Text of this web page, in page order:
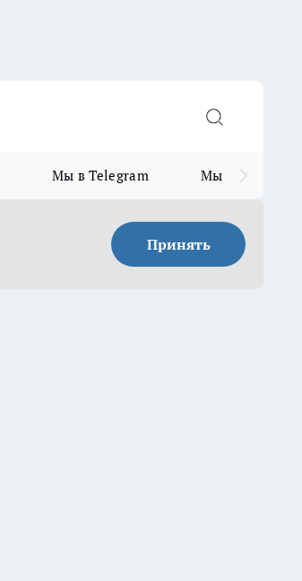
Мы в Telegram Мы в MAX
Принять